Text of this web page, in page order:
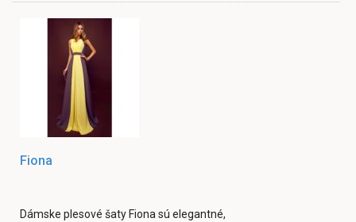
Fiona
Dámske plesové šaty Fiona sú elegantné,